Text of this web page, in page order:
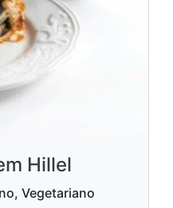
Hillel
Vegetariano